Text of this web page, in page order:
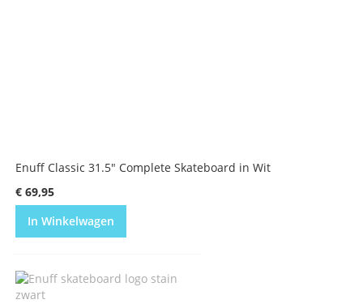
Enuff Classic 31.5" Complete Skateboard in Wit
€ 69,95
In Winkelwagen